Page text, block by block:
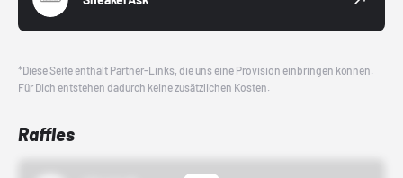
*Diese Seite enthält Partner-Links, die uns eine Provision einbringen können.
Für Dich entstehen dadurch keine zusätzlichen Kosten.
Raffles